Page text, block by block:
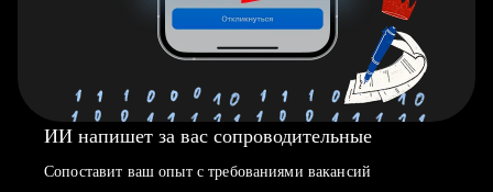
ИИ напишет за вас сопроводительные
Сопоставит ваш опыт с требованиями вакансий